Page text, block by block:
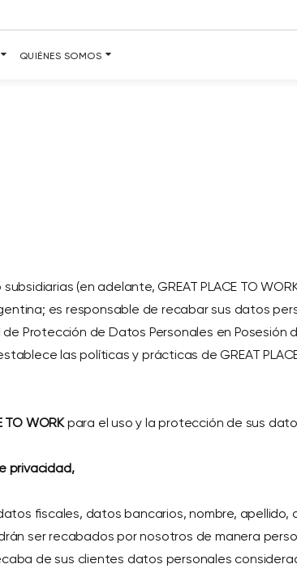
QUIÉNES SOMOS
(en adelante, GREAT PLACE TO
; es responsable de recabar sus datos
Protección de Datos Personales en Posesión
las políticas y prácticas de GREAT
TO WORKpara el uso y la protección de sus
privacidad,
fiscales, datos bancarios, nombre, apellido,
ser recabados por nosotros de manera
de sus clientes datos personales